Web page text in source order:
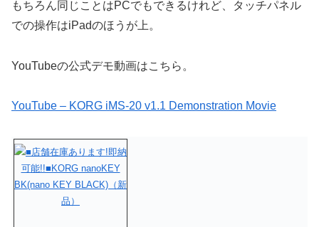
もちろん同じことはPCでもできるけれど、タッチパネル
での操作はiPadのほうが上。
YouTubeの公式デモ動画はこちら。
YouTube – KORG iMS-20 v1.1 Demonstration Movie